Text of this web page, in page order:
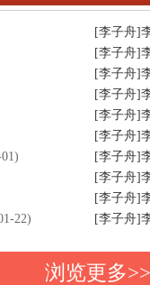
[李子舟]
[李子舟]
[李子舟]
[李子舟]
[李子舟]
[李子舟]
[李子舟]
[李子舟]
[李子舟]
22) [李子舟]
浏览更多>>